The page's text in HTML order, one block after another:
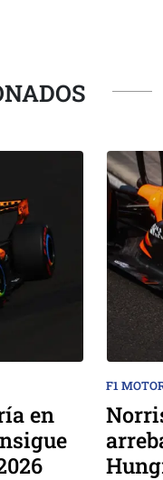
en
F1